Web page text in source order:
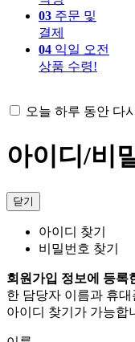
03 주문 및
결제
04 익일 오전
상품 수령!
오늘 하루 동안 다
아이디/비
닫기
아이디 찾기
비밀번호 찾기
회원가입 정보에 등록
한 담당자 이름과 휴대
아이디 찾기가 가능합